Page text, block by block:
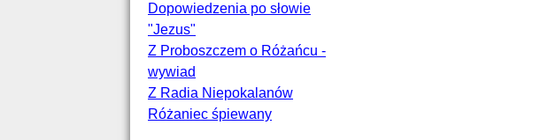
Dopowiedzenia po słowie
"Jezus"
Z Proboszczem o Różańcu -
wywiad
Z Radia Niepokalanów
Różaniec śpiewany